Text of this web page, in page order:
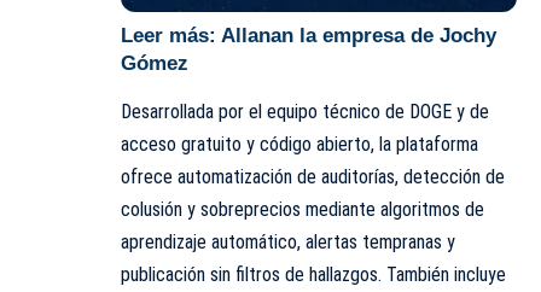
Leer más: Allanan la empresa de Jochy
Gómez
Desarrollada por el equipo técnico de DOGE y de
acceso gratuito y código abierto, la plataforma
ofrece automatización de auditorías, detección de
colusión y sobreprecios mediante algoritmos de
aprendizaje automático, alertas tempranas y
publicación sin filtros de hallazgos. También incluye